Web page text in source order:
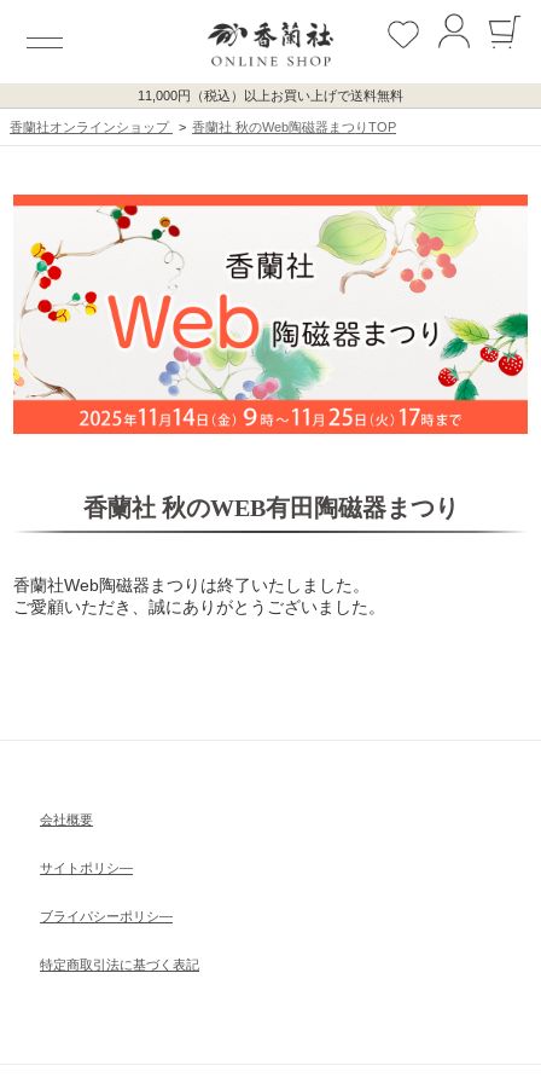
11,000円（税込）以上お買い上げで送料無料
香蘭社オンラインショップ 香蘭社 秋のWeb陶磁器まつりTOP
香蘭社 秋のWEB有田陶磁器まつり
香蘭社Web陶磁器まつりは終了いたしました。
ご愛顧いただき、誠にありがとうございました。
会社概要
サイトポリシ―
ブライパシーポリシ―
特定商取引法に基づく表記